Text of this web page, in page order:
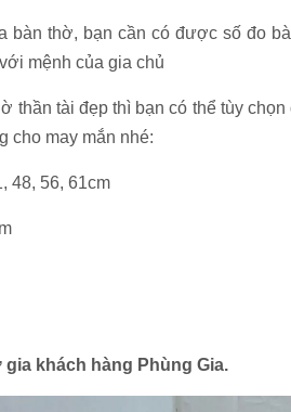
thờ, bạn cần có được số đo
mệnh của gia chủ
tài đẹp thì bạn có thể tùy chọn
cho may mắn nhé:
48, 56, 61cm
khách hàng Phùng Gia.